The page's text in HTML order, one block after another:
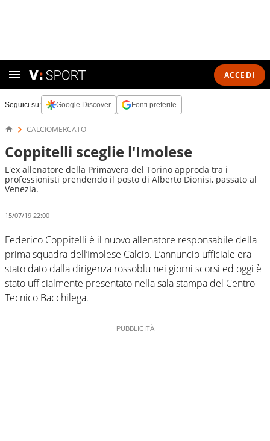
ACCEDI
Seguici su: Google Discover Fonti preferite
CALCIOMERCATO
Coppitelli sceglie l'Imolese
L'ex allenatore della Primavera del Torino approda tra i
professionisti prendendo il posto di Alberto Dionisi, passato al
Venezia.
15/07/19 22:00
Federico Coppitelli è il nuovo allenatore responsabile della
prima squadra dell’Imolese Calcio. L’annuncio ufficiale era
stato dato dalla dirigenza rossoblu nei giorni scorsi ed oggi è
stato ufficialmente presentato nella sala stampa del Centro
Tecnico Bacchilega.